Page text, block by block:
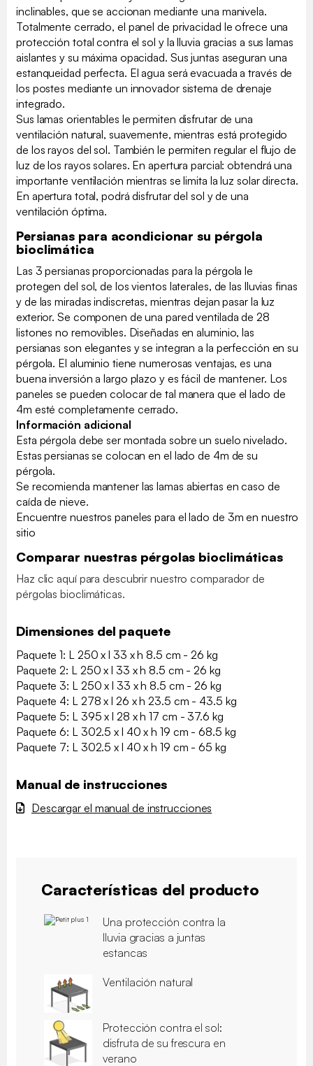
inclinables, que se accionan mediante una manivela.
Totalmente cerrado, el panel de privacidad le ofrece una
protección total contra el sol y la lluvia gracias a sus lamas
aislantes y su máxima opacidad. Sus juntas aseguran una
estanqueidad perfecta. El agua será evacuada a través de
los postes mediante un innovador sistema de drenaje
integrado.
Sus lamas orientables le permiten disfrutar de una
ventilación natural, suavemente, mientras está protegido
de los rayos del sol. También le permiten regular el flujo de
luz de los rayos solares. En apertura parcial: obtendrá una
importante ventilación mientras se limita la luz solar directa.
En apertura total, podrá disfrutar del sol y de una
ventilación óptima.
Persianas para acondicionar su pérgola
bioclimática
Las 3 persianas proporcionadas para la pérgola le
protegen del sol, de los vientos laterales, de las lluvias finas
y de las miradas indiscretas, mientras dejan pasar la luz
exterior. Se componen de una pared ventilada de 28
listones no removibles. Diseñadas en aluminio, las
persianas son elegantes y se integran a la perfección en su
pérgola. El aluminio tiene numerosas ventajas, es una
buena inversión a largo plazo y es fácil de mantener. Los
paneles se pueden colocar de tal manera que el lado de
4m esté completamente cerrado.
Información adicional
Esta pérgola debe ser montada sobre un suelo nivelado.
Estas persianas se colocan en el lado de 4m de su
pérgola.
Se recomienda mantener las lamas abiertas en caso de
caída de nieve.
Encuentre nuestros paneles para el lado de 3m en nuestro
sitio
Comparar nuestras pérgolas bioclimáticas
Haz clic aquí para descubrir nuestro comparador de
pérgolas bioclimáticas.
Dimensiones del paquete
Paquete 1: L 250 x l 33 x h 8.5 cm - 26 kg
Paquete 2: L 250 x l 33 x h 8.5 cm - 26 kg
Paquete 3: L 250 x l 33 x h 8.5 cm - 26 kg
Paquete 4: L 278 x l 26 x h 23.5 cm - 43.5 kg
Paquete 5: L 395 x l 28 x h 17 cm - 37.6 kg
Paquete 6: L 302.5 x l 40 x h 19 cm - 68.5 kg
Paquete 7: L 302.5 x l 40 x h 19 cm - 65 kg
Manual de instrucciones
Descargar el manual de instrucciones
Características del producto
Una protección contra la
lluvia gracias a juntas
estancas
Ventilación natural
Protección contra el sol:
disfruta de su frescura en
verano